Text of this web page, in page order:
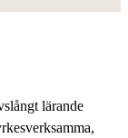
lärande